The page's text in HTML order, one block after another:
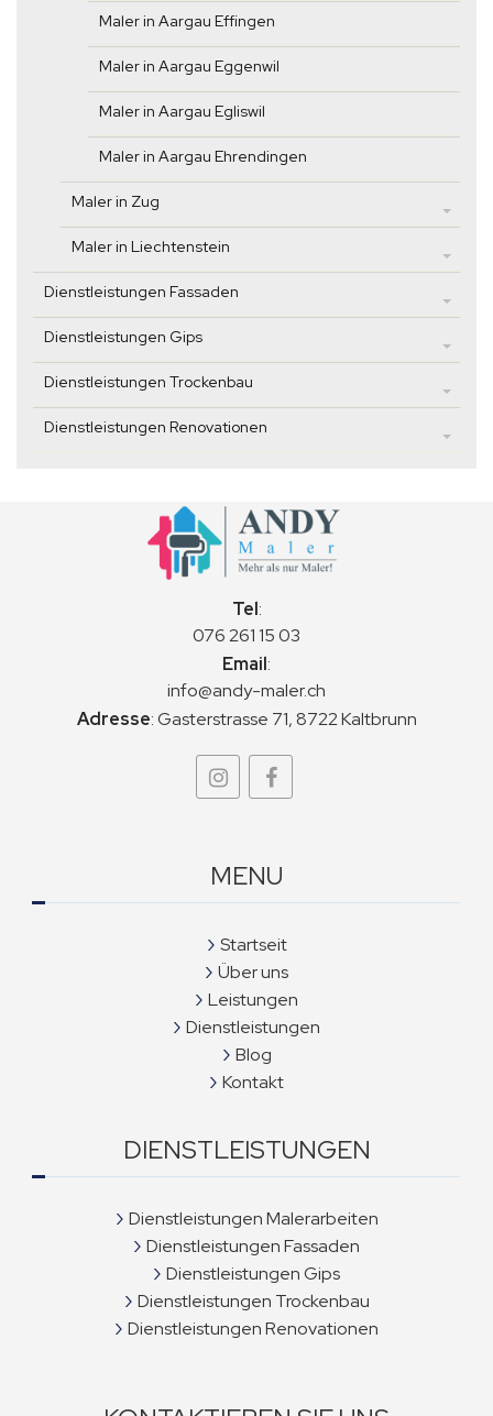
Maler in Aargau Effingen
Maler in Aargau Eggenwil
Maler in Aargau Egliswil
Maler in Aargau Ehrendingen
Maler in Zug
Maler in Liechtenstein
Dienstleistungen Fassaden
Dienstleistungen Gips
Dienstleistungen Trockenbau
Dienstleistungen Renovationen
Tel:
076 261 15 03
Email:
info@andy-maler.ch
Adresse:Gasterstrasse 71, 8722 Kaltbrunn
MENU
Startseit
Über uns
Leistungen
Dienstleistungen
Blog
Kontakt
DIENSTLEISTUNGEN
Dienstleistungen Malerarbeiten
Dienstleistungen Fassaden
Dienstleistungen Gips
Dienstleistungen Trockenbau
Dienstleistungen Renovationen